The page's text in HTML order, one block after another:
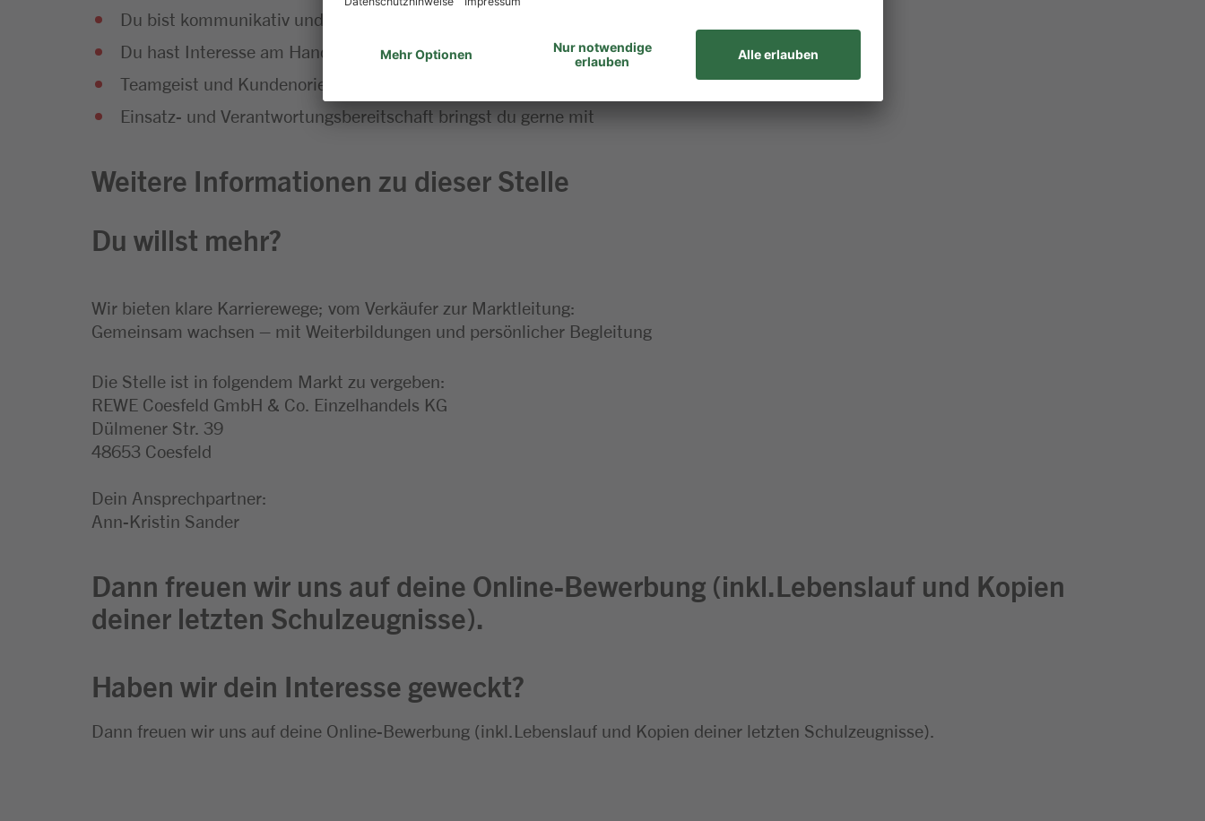
Du bist kommunikativ und hast Spaß am Umgang mit Menschen
Du hast Interesse am Handel und an Lebensmitteln
Teamgeist und Kundenorientierung gehören für dich einfach dazu
Einsatz- und Verantwortungsbereitschaft bringst du gerne mit
Weitere Informationen zu dieser Stelle
Du willst mehr?
Wir bieten klare Karrierewege; vom Verkäufer zur Marktleitung:
Gemeinsam wachsen – mit Weiterbildungen und persönlicher Begleitung
Die Stelle ist in folgendem Markt zu vergeben:
REWE Coesfeld GmbH & Co. Einzelhandels KG
Dülmener Str. 39
48653 Coesfeld
Dein Ansprechpartner:
Ann-Kristin Sander
Dann freuen wir uns auf deine Online-Bewerbung (inkl.Lebenslauf und Kopien
deiner letzten Schulzeugnisse).
Haben wir dein Interesse geweckt?
Dann freuen wir uns auf deine Online-Bewerbung (inkl.Lebenslauf und Kopien deiner letzten Schulzeugnisse).